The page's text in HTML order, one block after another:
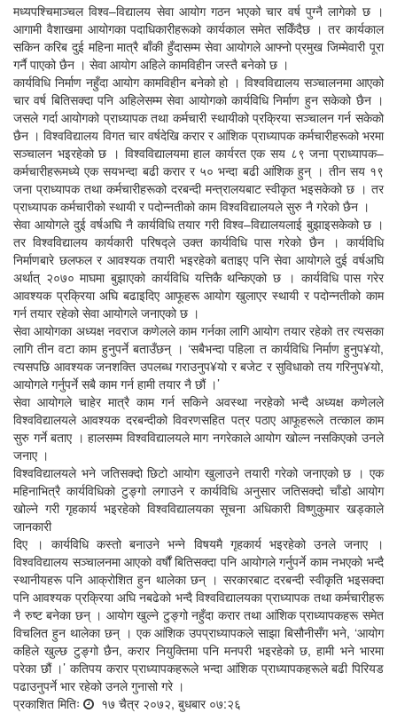
मध्यपश्चिमाञ्चल विश्व–विद्यालय सेवा आयोग गठन भएको चार वर्ष पुग्नै लागेको छ ।
आगामी वैशाखमा आयोगका पदाधिकारीहरूको कार्यकाल समेत सकिँदैछ । तर कार्यकाल
सकिन करिब दुई महिना मात्रै बाँकी हुँदासम्म सेवा आयोगले आफ्नो प्रमुख जिम्मेवारी पूरा
गर्नै पाएको छैन । सेवा आयोग अहिले कामविहीन जस्तै बनेको छ ।
कार्यविधि निर्माण नहुँदा आयोग कामविहीन बनेको हो । विश्वविद्यालय सञ्चालनमा आएको
चार वर्ष बितिसक्दा पनि अहिलेसम्म सेवा आयोगको कार्यविधि निर्माण हुन सकेको छैन ।
जसले गर्दा आयोगको प्राध्यापक तथा कर्मचारी स्थायीको प्रक्रिया सञ्चालन गर्न सकेको
छैन । विश्वविद्यालय विगत चार वर्षदेखि करार र आंशिक प्राध्यापक कर्मचारीहरूको भरमा
सञ्चालन भइरहेको छ । विश्वविद्यालयमा हाल कार्यरत एक सय ८९ जना प्राध्यापक–
कर्मचारीहरूमध्ये एक सयभन्दा बढी करार र ५० भन्दा बढी आंशिक हुन् । तीन सय १९
जना प्राध्यापक तथा कर्मचारीहरूको दरबन्दी मन्त्रालयबाट स्वीकृत भइसकेको छ । तर
प्राध्यापक कर्मचारीको स्थायी र पदोन्नतीको काम विश्वविद्यालयले सुरु नै गरेको छैन ।
सेवा आयोगले दुई वर्षअघि नै कार्यविधि तयार गरी विश्व–विद्यालयलाई बुझाइसकेको छ ।
तर विश्वविद्यालय कार्यकारी परिषद्ले उक्त कार्यविधि पास गरेको छैन । कार्यविधि
निर्माणबारे छलफल र आवश्यक तयारी भइरहेको बताइए पनि सेवा आयोगले दुई वर्षअघि
अर्थात् २०७० माघमा बुझाएको कार्यविधि यत्तिकै थन्किएको छ । कार्यविधि पास गरेर
आवश्यक प्रक्रिया अघि बढाइदिए आफूहरू आयोग खुलाएर स्थायी र पदोन्नतीको काम
गर्न तयार रहेको सेवा आयोगले जनाएको छ ।
सेवा आयोगका अध्यक्ष नवराज कणेलले काम गर्नका लागि आयोग तयार रहेको तर त्यसका
लागि तीन वटा काम हुनुपर्ने बताउँछन् । ‘सबैभन्दा पहिला त कार्यविधि निर्माण हुनुप¥यो,
त्यसपछि आवश्यक जनशक्ति उपलब्ध गराउनुप¥यो र बजेट र सुविधाको तय गरिनुप¥यो,
आयोगले गर्नुपर्ने सबै काम गर्न हामी तयार नै छौं ।’
सेवा आयोगले चाहेर मात्रै काम गर्न सकिने अवस्था नरहेको भन्दै अध्यक्ष कणेलले
विश्वविद्यालयले आवश्यक दरबन्दीको विवरणसहित पत्र पठाए आफूहरूले तत्काल काम
सुरु गर्ने बताए । हालसम्म विश्वविद्यालयले माग नगरेकाले आयोग खोल्न नसकिएको उनले
जनाए ।
विश्वविद्यालयले भने जतिसक्दो छिटो आयोग खुलाउने तयारी गरेको जनाएको छ । एक
महिनाभित्रै कार्यविधिको टुङ्गो लगाउने र कार्यविधि अनुसार जतिसक्दो चाँडो आयोग
खोल्ने गरी गृहकार्य भइरहेको विश्वविद्यालयका सूचना अधिकारी विष्णुकुमार खड्काले
जानकारी
दिए । कार्यविधि कस्तो बनाउने भन्ने विषयमै गृहकार्य भइरहेको उनले जनाए ।
विश्वविद्यालय सञ्चालनमा आएको वर्षौं बितिसक्दा पनि आयोगले गर्नुपर्ने काम नभएको भन्दै
स्थानीयहरू पनि आक्रोशित हुन थालेका छन् । सरकारबाट दरबन्दी स्वीकृति भइसक्दा
पनि आवश्यक प्रक्रिया अघि नबढेको भन्दै विश्वविद्यालयका प्राध्यापक तथा कर्मचारीहरू
नै रुष्ट बनेका छन् । आयोग खुल्ने टुङ्गो नहुँदा करार तथा आंशिक प्राध्यापकहरू समेत
विचलित हुन थालेका छन् । एक आंशिक उपप्राध्यापकले साझा बिसौनीसँग भने, ‘आयोग
कहिले खुल्छ टुङ्गो छैन, करार नियुक्तिमा पनि मनपरी भइरहेको छ, हामी भने भारमा
परेका छौं ।’ कतिपय करार प्राध्यापकहरूले भन्दा आंशिक प्राध्यापकहरूले बढी पिरियड
पढाउनुपर्ने भार रहेको उनले गुनासो गरे ।
प्रकाशित मितिः
१७ चैत्र २०७२, बुधबार ०७:२६